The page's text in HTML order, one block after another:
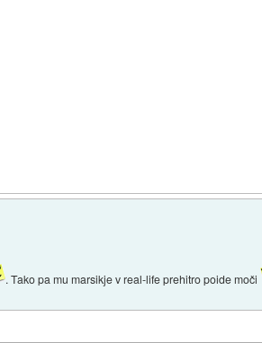
. Tako pa mu marsikje v real-life prehitro poide moči